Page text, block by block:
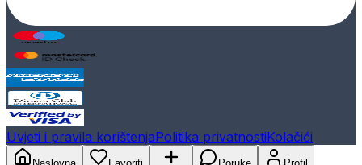
Uvjeti i pravila korištenjaPolitika privatnostiKolačići